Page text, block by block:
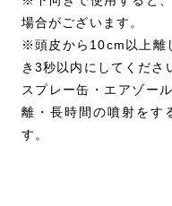
場合がございます。
※頭皮から10cm以上離
き3秒以内にしてくださ
スプレー缶・エアゾー
離・長時間の噴射をす
す。